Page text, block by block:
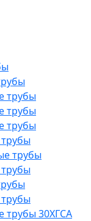
трубы
трубы
трубы
трубы
трубы 30ХГСА